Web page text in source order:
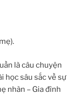
là câu chuyện
học sâu sắc về sự
nhàn – Gia đình